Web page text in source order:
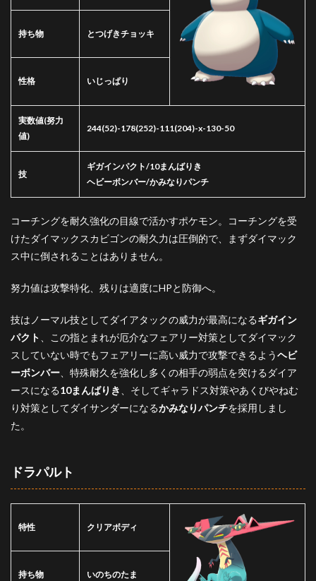
持ち物 とつげきチョッキ
性格 いじっぱり
実数値(努力
値)
244(52)-178(252)-111(204)-x-130-50
技
ギガインパクト/10まんばりき
ヘビーボンバー/かみなりパンチ
コーチングを耐久強化の目線で活かすポケモン。コーチングを受
けたダイマックスカビゴンの耐久力は圧倒的で、まずダイマック
ス中に倒されることはありません。
努力値は攻撃特化、残りは適度にHPと防御へ。
技はノーマル技としてダイアタックの威力が最高になるギガイン
パクト
、この指とまれが厄介なフェアリー対策としてダイマック
スしていない時でもフェアリーに高い威力で攻撃できるようヘビ
ーボンバー 、特殊耐久を強化し多くの相手の弱点を突けるダイア
ースになる10まんばりき
、そしてギャラドス対策やあくびやねむ
り対策としてダイサンダーになるかみなりパンチを採用しまし
た。
ドラパルト
特性 クリアボディ
持ち物 いのちのたま